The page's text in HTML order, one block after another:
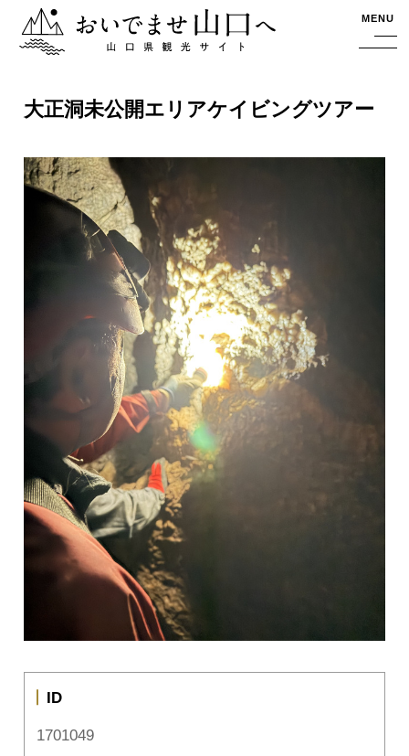
おいでませ山口へー山口県観光サイト MENU
大正洞未公開エリアケイビングツアー
ID
1701049